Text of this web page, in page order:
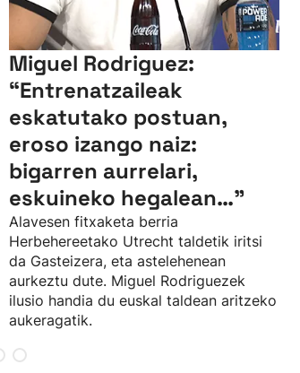
Miguel Rodriguez:
“Entrenatzaileak
eskatutako postuan,
eroso izango naiz:
bigarren aurrelari,
eskuineko hegalean…”
Alavesen fitxaketa berria
Herbehereetako Utrecht taldetik iritsi
da Gasteizera, eta astelehenean
aurkeztu dute. Miguel Rodriguezek
ilusio handia du euskal taldean aritzeko
aukeragatik.